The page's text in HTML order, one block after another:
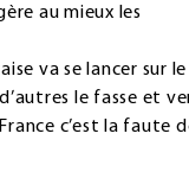
au mieux les
va se lancer sur le
le fasse et
c’est la faute